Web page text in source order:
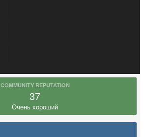
COMMUNITY REPUTATION
37
Очень хороший